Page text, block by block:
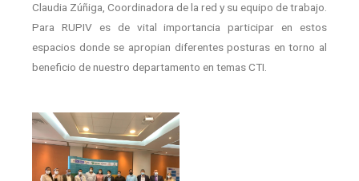
Claudia Zúñiga, Coordinadora de la red y su equipo de trabajo.
Para RUPIV es de vital importancia participar en estos
espacios donde se apropian diferentes posturas en torno al
beneficio de nuestro departamento en temas CTI.